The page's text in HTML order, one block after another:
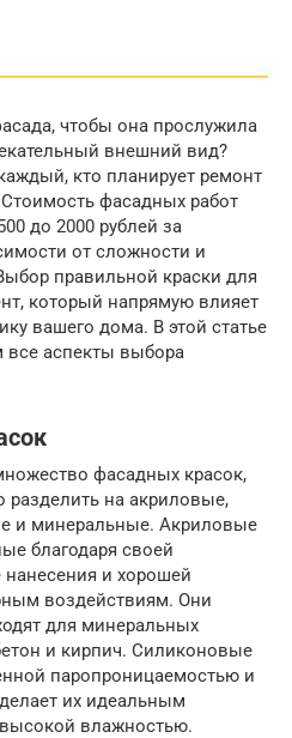
чтобы она прослужила
внешний вид?
кто планирует ремонт
фасадных работ
до 2000 рублей за
от сложности и
правильной краски для
который напрямую влияет
вашего дома. В этой статье
аспекты выбора
фасадных красок,
на акриловые,
и минеральные. Акриловые
благодаря своей
нанесения и хорошей
воздействиям. Они
для минеральных
и кирпич. Силиконовые
паропроницаемостью и
их идеальным
влажностью.